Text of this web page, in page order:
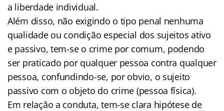
a liberdade individual.
Além disso, não exigindo o tipo penal nenhuma
qualidade ou condição especial dos sujeitos ativo
e passivo, tem-se o crime por comum, podendo
ser praticado por qualquer pessoa contra qualquer
pessoa, confundindo-se, por obvio, o sujeito
passivo com o objeto do crime (pessoa física).
Em relação a conduta, tem-se clara hipótese de